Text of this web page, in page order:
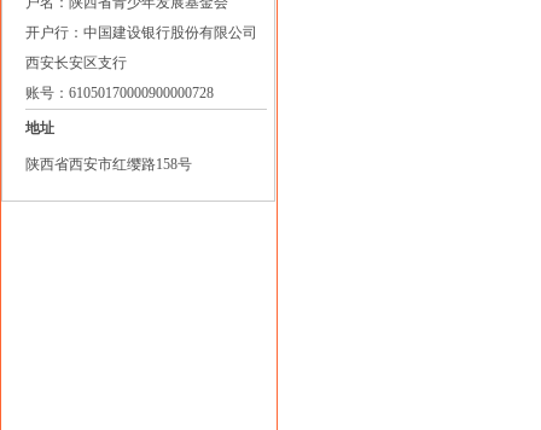
开户行：中国建设银行股份有限公司
西安长安区支行
账号：61050170000900000728
地址
陕西省西安市红缨路158号